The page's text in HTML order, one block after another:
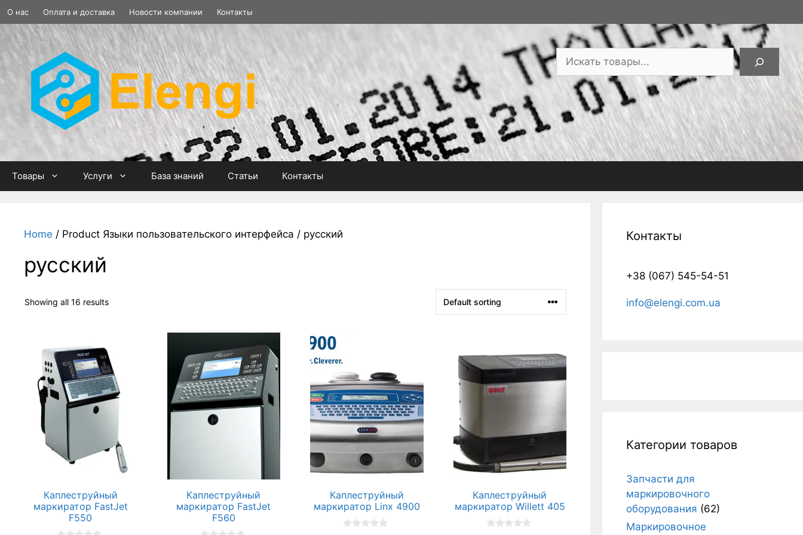
Перейти
к
содержимому
О нас Оплата и доставка Новости компании Контакты
Поиск
Товары Услуги База знаний Статьи Контакты
Home / Product Языки пользовательского интерфейса / русский
русский
Showing all 16 results
Каплеструйный
маркиратор FastJet
F550
Каплеструйный
маркиратор FastJet
F560
Каплеструйный
маркиратор Linx 4900
Каплеструйный
маркиратор Willett 405
Контакты
+38 (067) 545-54-51
info@elengi.com.ua
Категории товаров
Запчасти для
маркировочного
оборудования (62)
Маркировочное